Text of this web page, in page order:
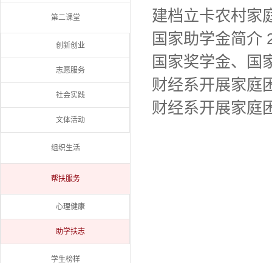
第二课堂
创新创业
志愿服务
社会实践
文体活动
组织生活
帮扶服务
心理健康
助学扶志
学生榜样
建档立卡农村家
国家助学金简介
国家奖学金、国
财经系开展家庭
财经系开展家庭